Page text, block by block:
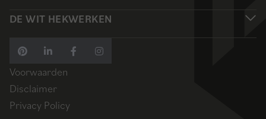
DE WIT HEKWERKEN
Voorwaarden
Disclaimer
Privacy Policy